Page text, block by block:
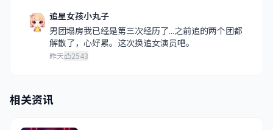
追星女孩小丸子
男团塌房我已经是第三次经历了...之前追的两个团都
解散了，心好累。这次换追女演员吧。
昨天 2543
相关资讯